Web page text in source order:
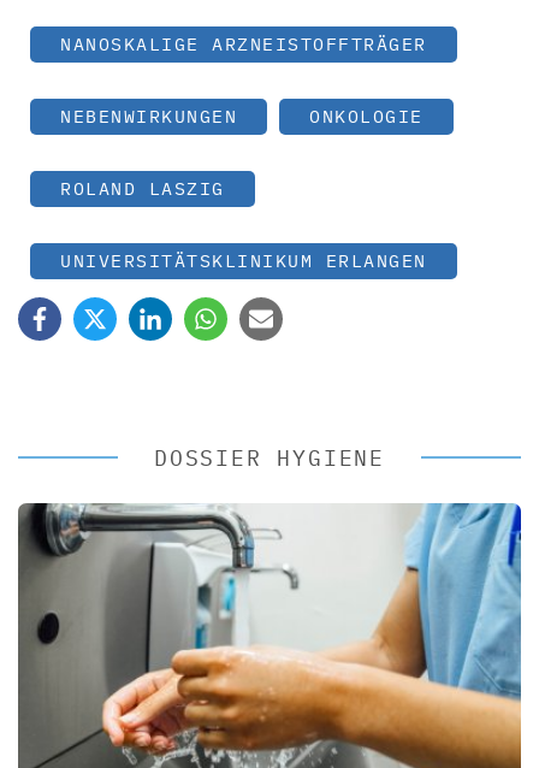
NANOSKALIGE ARZNEISTOFFTRÄGER
NEBENWIRKUNGEN ONKOLOGIE
ROLAND LASZIG
UNIVERSITÄTSKLINIKUM ERLANGEN
DOSSIER HYGIENE